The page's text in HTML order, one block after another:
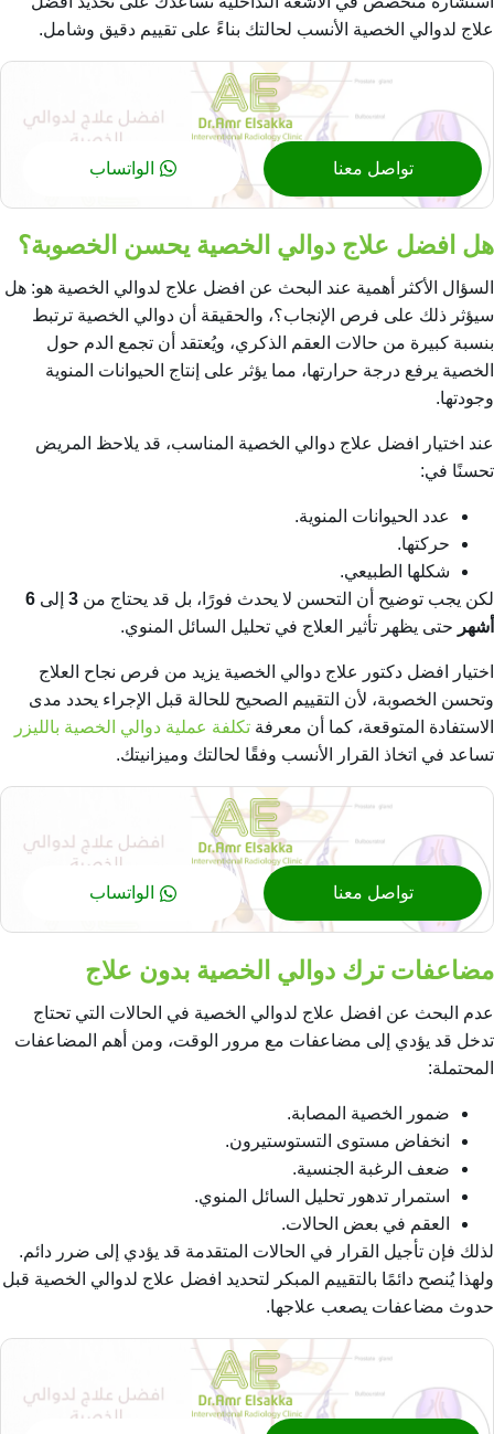
علاج لدوالي الخصية الأنسب لحالتك بناءً على تقييم دقيق وشامل.
تواصل معنا الواتساب
هل افضل علاج دوالي الخصية يحسن الخصوبة؟
السؤال الأكثر أهمية عند البحث عن افضل علاج لدوالي الخصية هو: هل
سيؤثر ذلك على فرص الإنجاب؟، والحقيقة أن دوالي الخصية ترتبط
بنسبة كبيرة من حالات العقم الذكري، ويُعتقد أن تجمع الدم حول
الخصية يرفع درجة حرارتها، مما يؤثر على إنتاج الحيوانات المنوية
وجودتها.
عند اختيار افضل علاج دوالي الخصية المناسب، قد يلاحظ المريض
تحسنًا في:
عدد الحيوانات المنوية.
حركتها.
شكلها الطبيعي.
لكن يجب توضيح أن التحسن لا يحدث فورًا، بل قد يحتاج من 3 إلى 6
أشهر حتى يظهر تأثير العلاج في تحليل السائل المنوي.
اختيار افضل دكتور علاج دوالي الخصية يزيد من فرص نجاح العلاج
وتحسن الخصوبة، لأن التقييم الصحيح للحالة قبل الإجراء يحدد مدى
الاستفادة المتوقعة، كما أن معرفة تكلفة عملية دوالي الخصية بالليزر
تساعد في اتخاذ القرار الأنسب وفقًا لحالتك وميزانيتك.
تواصل معنا الواتساب
مضاعفات ترك دوالي الخصية بدون علاج
عدم البحث عن افضل علاج لدوالي الخصية في الحالات التي تحتاج
تدخل قد يؤدي إلى مضاعفات مع مرور الوقت، ومن أهم المضاعفات
المحتملة:
ضمور الخصية المصابة.
انخفاض مستوى التستوستيرون.
ضعف الرغبة الجنسية.
استمرار تدهور تحليل السائل المنوي.
العقم في بعض الحالات.
لذلك فإن تأجيل القرار في الحالات المتقدمة قد يؤدي إلى ضرر دائم.
ولهذا يُنصح دائمًا بالتقييم المبكر لتحديد افضل علاج لدوالي الخصية قبل
حدوث مضاعفات يصعب علاجها.